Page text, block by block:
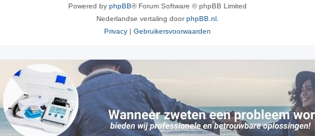
Powered by phpBB® Forum Software © phpBB Limited
Nederlandse vertaling doorphpBB.nl
Privacy | Gebruikersvoorwaarden